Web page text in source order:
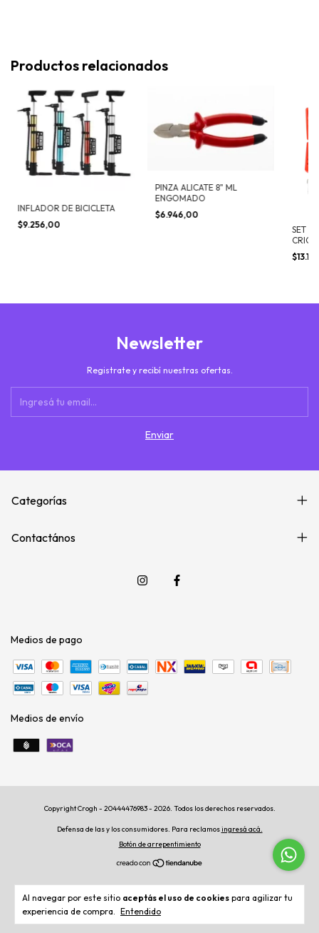
Al navegar por este sitio aceptás el uso de cookies para agilizar tu
experiencia de compra. Entendido
Productos relacionados
INFLADOR DE BICICLETA
$9.256,00
PINZA ALICATE 8" ML
ENGOMADO
$6.946,00
SET
PIEZAS
Newsletter
Registrate y recibí nuestras ofertas.
Categorías
Contactános
Medios de pago
Medios de envío
Copyright Crogh - 20444476983 - 2026. Todos los derechos reservados.
Defensa de las y los consumidores. Para reclamosingresá acá.
Botón de arrepentimiento